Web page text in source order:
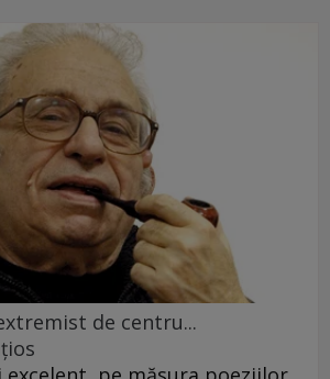
de centru...